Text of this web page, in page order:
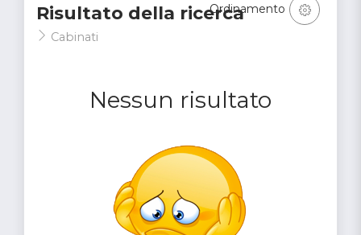
Risultato della ricerca
Cabinati
Nessun risultato
Ordinamento